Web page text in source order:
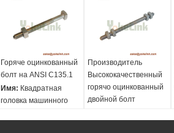
Горяче оцинкованный
болт на ANSI C135.1
Имя: Квадратная
головка машинного
Производитель
Высококачественный
горячо оцинкованный
двойной болт